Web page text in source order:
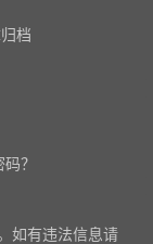
档
？
如有违法信息请